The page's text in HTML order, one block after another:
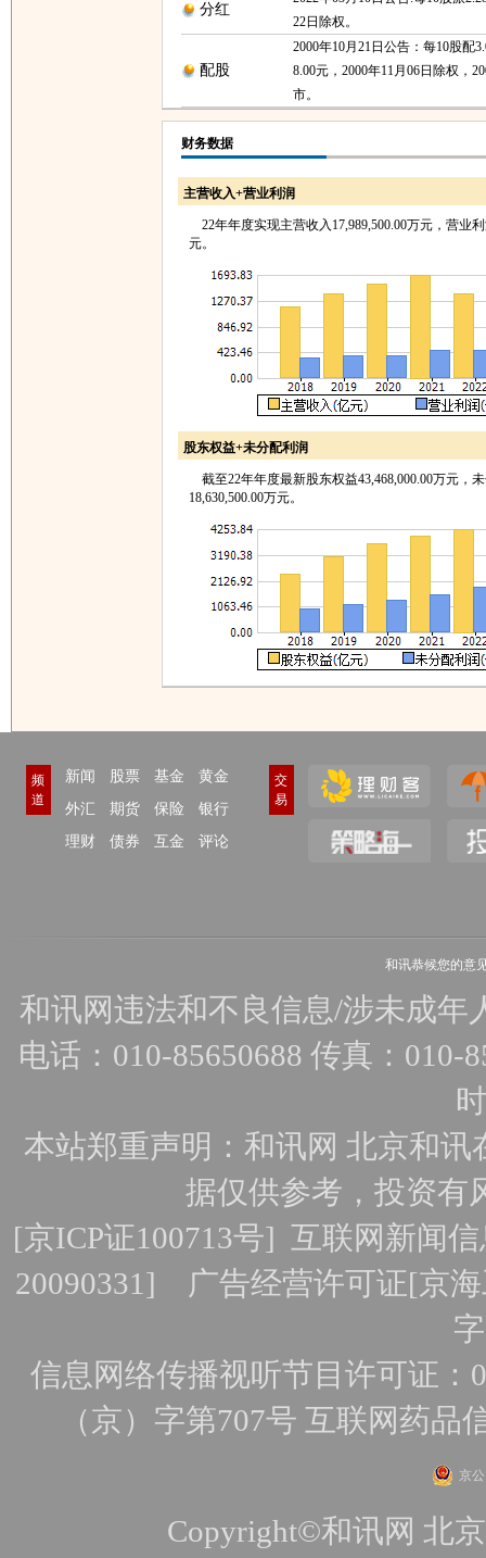
分红
22日除权。
配股
2000年10月21日公告：每10股配
8.00元，2000年11月06日除权，
市。
财务数据
主营收入+营业利润
22年年度实现主营收入17,989,500.00万元，营业利
元。
股东权益+未分配利润
截至22年年度最新股东权益43,468,000.00万元，
18,630,500.00万元。
频
道
新闻 股票 基金
黄金
外汇
期货 保险
银行
理财
债券 互金 评论
交
易
和讯恭候您的意
和讯网违法和不良信息/涉未成年
电话：010-85650688 传真：010-
本站郑重声明：和讯网 北京和
据仅供参考，投资有
[京ICP证100713号]互联网新闻
20090331] 广告经营许可证[京
信息网络传播视听节目许可证：
（京）字第707号 互联网药品
京
Copyright©和讯网 北